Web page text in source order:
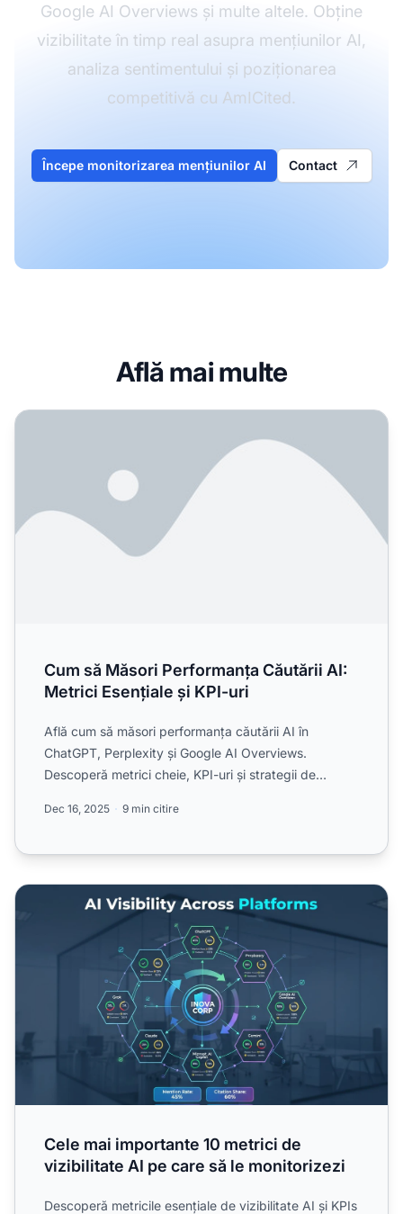
Google AI Overviews și multe altele. Obține
vizibilitate în timp real asupra mențiunilor AI,
analiza sentimentului și poziționarea
competitivă cu AmICited.
Începe monitorizarea mențiunilor AI Contact
Află mai multe
Cum să Măsori Performanța Căutării AI: Metrici Esențiale
Cum să Măsori Performanța Căutării AI:
Metrici Esențiale și KPI-uri
Află cum să măsori performanța căutării AI în
ChatGPT, Perplexity și Google AI Overviews.
Descoperă metrici cheie, KPI-uri și strategii de
Dec 16, 2025 9 min citire
Cele mai importante 10 metrici de vizibilitate AI pe care
Cele mai importante 10 metrici de
vizibilitate AI pe care să le monitorizezi
Descoperă metricile esențiale de vizibilitate AI și KPIs